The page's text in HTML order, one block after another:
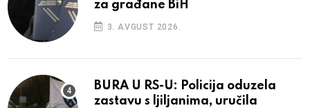
za građane BiH
3. AVGUST 2026.
BURA U RS-U: Policija oduzela
zastavu s ljiljanima, uručila